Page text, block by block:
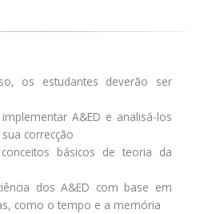
os estudantes deverão ser
A&ED e analisá-los
correcção
básicos de teoria da
dos A&ED com base em
como o tempo e a memória